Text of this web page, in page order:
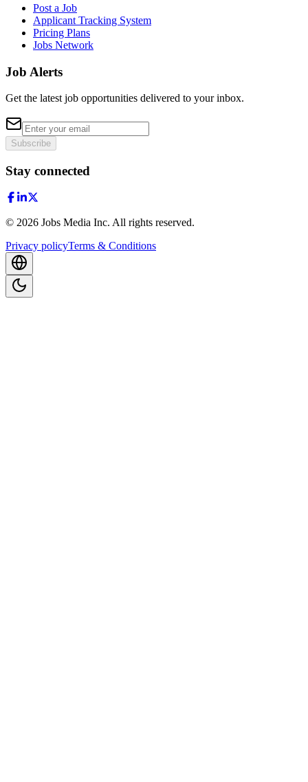
Post a Job
Applicant Tracking System
Pricing Plans
Jobs Network
Job Alerts
Get the latest job opportunities delivered to your inbox.
Subscribe
Stay connected
© 2026 Jobs Media Inc. All rights reserved.
Privacy policyTerms & Conditions